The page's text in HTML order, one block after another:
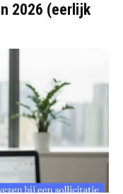
2026 (eerlijk